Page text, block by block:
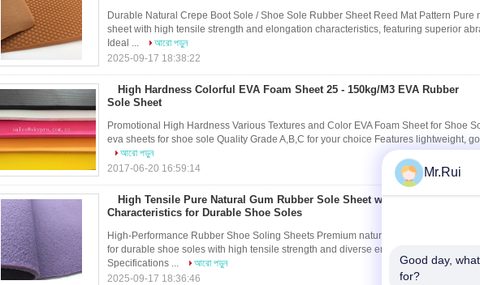
Durable Natural Crepe Boot Sole / Shoe Sole Rubber Sheet Reed Mat Pattern Pure
sheet with high tensile strength and elongation characteristics, featuring superior
Ideal ...
আরো পড়ুন
2025-09-17 18:38:22
High Hardness Colorful EVA Foam Sheet 25 - 150kg/M3 EVA Rubber
Sole Sheet
Promotional High Hardness Various Textures and Color EVA Foam Sheet for Shoe
eva sheets for shoe sole Quality Grade A,B,C for your choice Features lightweight,
আরো পড়ুন
2017-06-20 16:59:14
High Tensile Pure Natural Gum Rubber Sole Sheet with Elongation
Characteristics for Durable Shoe Soles
High-Performance Rubber Shoe Soling Sheets Premium natural gum rubber sheets
for durable shoe soles with high tensile strength and diverse embossed pattern
Specifications ...
আরো পড়ুন
2025-09-17 18:36:46
Mr.Rui
Good day,
for?